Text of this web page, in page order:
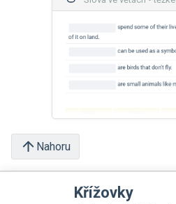
Nahoru
Křížovky